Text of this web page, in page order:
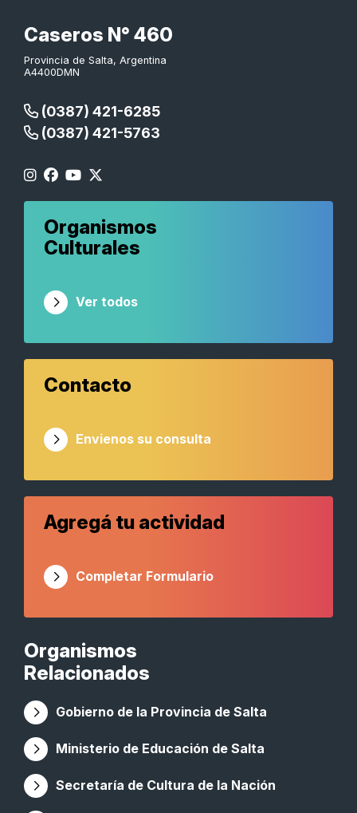
Caseros N° 460
Provincia de Salta, Argentina
A4400DMN
(0387) 421-6285
(0387) 421-5763
Organismos
Relacionados
Gobierno de la Provincia de Salta
Ministerio de Educación de Salta
Secretaría de Cultura de la Nación
Organismos
Culturales
Ver todos
Contacto
Envienos su consulta
Agregá tu actividad
Completar Formulario